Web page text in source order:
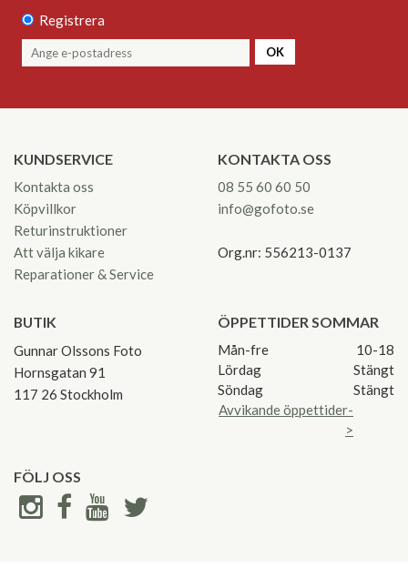
Registrera
OK
KUNDSERVICE
Kontakta oss
Köpvillkor
Returinstruktioner
Att välja kikare
Reparationer & Service
KONTAKTA OSS
08 55 60 60 50
info@gofoto.se
Org.nr: 556213-0137
BUTIK
Gunnar Olssons Foto
Hornsgatan 91
117 26 Stockholm
ÖPPETTIDER SOMMAR
Mån-fre
10-18
Lördag
Stängt
Söndag
Stängt
Avvikande öppettider-
>
FÖLJ OSS